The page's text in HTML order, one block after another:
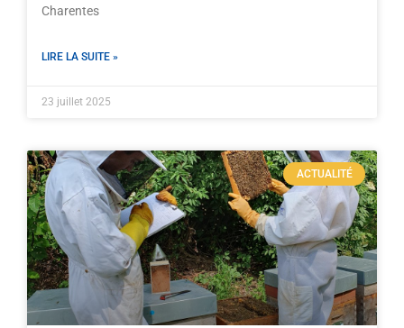
Charentes
LIRE LA SUITE »
23 juillet 2025
ACTUALITÉ